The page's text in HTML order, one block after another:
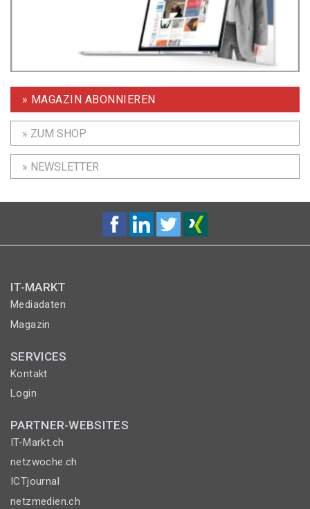
» MAGAZIN ABONNIEREN
» ZUM SHOP
» NEWSLETTER
IT-MARKT
Mediadaten
Magazin
SERVICES
Kontakt
Login
PARTNER-WEBSITES
IT-Markt.ch
netzwoche.ch
ICTjournal
netzmedien.ch